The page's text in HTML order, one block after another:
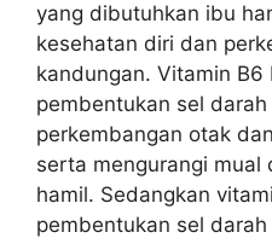
yang dibutuhkan ibu
kesehatan diri dan
kandungan. Vitamin
pembentukan sel
perkembangan otak
serta mengurangi mual
hamil. Sedangkan
pembentukan sel